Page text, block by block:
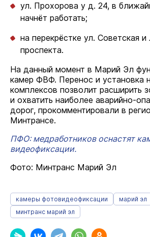
ул. Прохорова у д. 24, в
начнёт работать;
на перекрёстке ул. Советская и
проспекта.
На данный момент в Марий Эл
камер ФВФ. Перенос и установка
комплексов позволит расширить
и охватить наиболее аварийно-
дорог, прокомментировали в
Минтрансе.
ПФО: медработников оснастят
видеофиксации.
Фото: Минтранс Марий Эл
камеры фотовидеофиксации марий эл
минтранс марий эл